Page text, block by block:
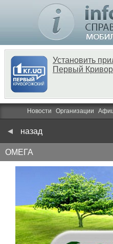
Установить
Первый
Новости Организации
назад
ОМЕГА